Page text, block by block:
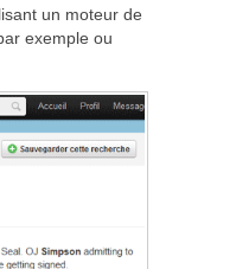
un moteur de
exemple ou